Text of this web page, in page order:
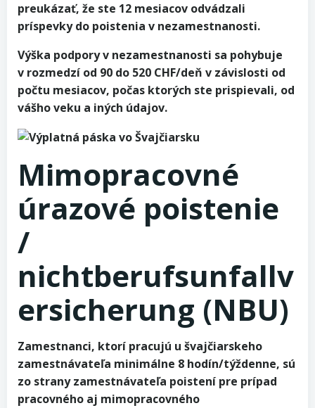
preukázať, že ste 12 mesiacov odvádzali
príspevky do poistenia v nezamestnanosti.
Výška podpory v nezamestnanosti sa pohybuje
v rozmedzí od 90 do 520 CHF/deň v závislosti od
počtu mesiacov, počas ktorých ste prispievali, od
vášho veku a iných údajov.
Mimopracovné
úrazové poistenie
/
nichtberufsunfallv
ersicherung (NBU)
Zamestnanci, ktorí pracujú u švajčiarskeho
zamestnávateľa minimálne 8 hodín/týždenne, sú
zo strany zamestnávateľa poistení pre prípad
pracovného aj mimopracovného